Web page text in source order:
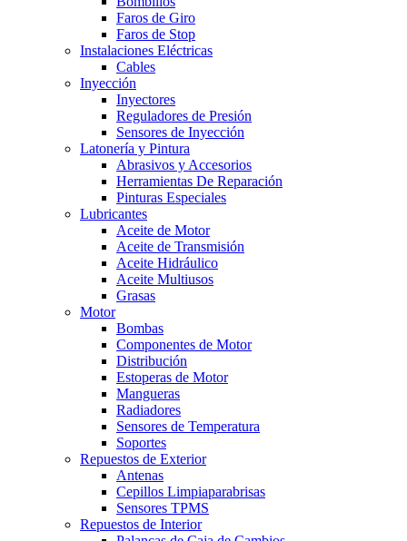
Faros de Giro
Faros de Stop
Instalaciones Eléctricas
Cables
Inyección
Inyectores
Reguladores de Presión
Sensores de Inyección
Latonería y Pintura
Abrasivos y Accesorios
Herramientas De Reparación
Pinturas Especiales
Lubricantes
Aceite de Motor
Aceite de Transmisión
Aceite Hidráulico
Aceite Multiusos
Grasas
Motor
Bombas
Componentes de Motor
Distribución
Estoperas de Motor
Mangueras
Radiadores
Sensores de Temperatura
Soportes
Repuestos de Exterior
Antenas
Cepillos Limpiaparabrisas
Sensores TPMS
Repuestos de Interior